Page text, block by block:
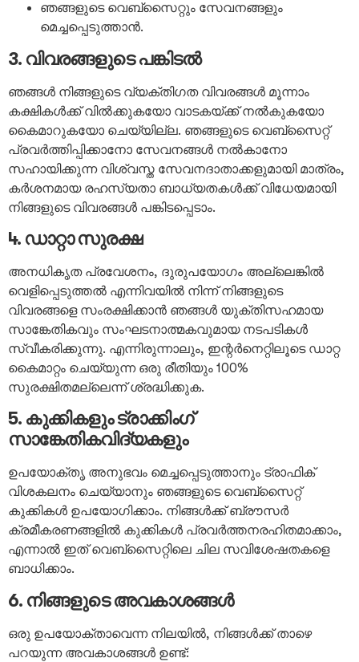
ഞങ്ങളുടെ വെബ്സൈറ്റും സേവനങ്ങളും
മെച്ചപ്പെടുത്താൻ.
3. വിവരങ്ങളുടെ പങ്കിടൽ
ഞങ്ങൾ നിങ്ങളുടെ വ്യക്തിഗത വിവരങ്ങൾ മൂന്നാം
കക്ഷികൾക്ക് വിൽക്കുകയോ വാടകയ്ക്ക് നൽകുകയോ
കൈമാറുകയോ ചെയ്യില്ല. ഞങ്ങളുടെ വെബ്സൈറ്റ്
പ്രവർത്തിപ്പിക്കാനോ സേവനങ്ങൾ നൽകാനോ
സഹായിക്കുന്ന വിശ്വസ്ത സേവനദാതാക്കളുമായി മാത്രം,
കർശനമായ രഹസ്യതാ ബാധ്യതകൾക്ക് വിധേയമായി
നിങ്ങളുടെ വിവരങ്ങൾ പങ്കിടപ്പെടാം.
4. ഡാറ്റാ സുരക്ഷ
അനധികൃത പ്രവേശനം, ദുരുപയോഗം അല്ലെങ്കിൽ
വെളിപ്പെടുത്തൽ എന്നിവയിൽ നിന്ന് നിങ്ങളുടെ
വിവരങ്ങളെ സംരക്ഷിക്കാൻ ഞങ്ങൾ യുക്തിസഹമായ
സാങ്കേതികവും സംഘടനാത്മകവുമായ നടപടികൾ
സ്വീകരിക്കുന്നു. എന്നിരുന്നാലും, ഇന്റർനെറ്റിലൂടെ ഡാറ്റ
കൈമാറ്റം ചെയ്യുന്ന ഒരു രീതിയും 100%
സുരക്ഷിതമല്ലെന്ന് ശ്രദ്ധിക്കുക.
5. കുക്കികളും ട്രാക്കിംഗ്
സാങ്കേതികവിദ്യകളും
ഉപയോക്തൃ അനുഭവം മെച്ചപ്പെടുത്താനും ട്രാഫിക്
വിശകലനം ചെയ്യാനും ഞങ്ങളുടെ വെബ്സൈറ്റ്
കുക്കികൾ ഉപയോഗിക്കാം. നിങ്ങൾക്ക് ബ്രൗസർ
ക്രമീകരണങ്ങളിൽ കുക്കികൾ പ്രവർത്തനരഹിതമാക്കാം,
എന്നാൽ ഇത് വെബ്സൈറ്റിലെ ചില സവിശേഷതകളെ
ബാധിക്കാം.
6. നിങ്ങളുടെ അവകാശങ്ങൾ
ഒരു ഉപയോക്താവെന്ന നിലയിൽ, നിങ്ങൾക്ക് താഴെ
പറയുന്ന അവകാശങ്ങൾ ഉണ്ട്: